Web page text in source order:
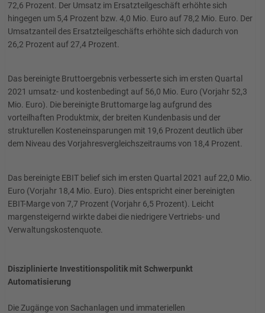
72,6 Prozent. Der Umsatz im Ersatzteilgeschäft erhöhte sich
hingegen um 5,4 Prozent bzw. 4,0 Mio. Euro auf 78,2 Mio. Euro. Der
Umsatzanteil des Ersatzteilgeschäfts erhöhte sich dadurch von
26,2 Prozent auf 27,4 Prozent.
Das bereinigte Bruttoergebnis verbesserte sich im ersten Quartal
2021 umsatz- und kostenbedingt auf 56,0 Mio. Euro (Vorjahr 52,3
Mio. Euro). Die bereinigte Bruttomarge lag aufgrund des
vorteilhaften Produktmix, der breiten Kundenbasis und der
strukturellen Kosteneinsparungen mit 19,6 Prozent deutlich über
dem Niveau des Vorjahresvergleichszeitraums von 18,4 Prozent.
Das bereinigte EBIT belief sich im ersten Quartal 2021 auf 22,0 Mio.
Euro (Vorjahr 18,4 Mio. Euro). Dies entspricht einer bereinigten
EBIT-Marge von 7,7 Prozent (Vorjahr 6,5 Prozent). Leicht
margensteigernd wirkte dabei die niedrigere Vertriebs- und
Verwaltungskostenquote.
Disziplinierte Investitionspolitik mit Schwerpunkt
Automatisierung
Die Zugänge von Sachanlagen und immateriellen